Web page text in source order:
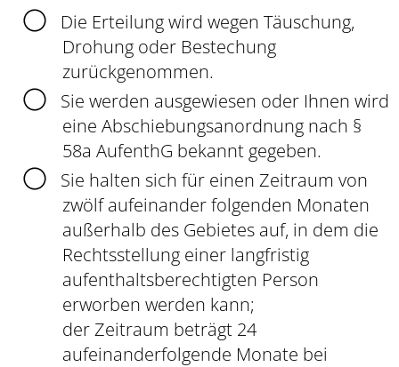
Die Erteilung wird wegen Täuschung,
Drohung oder Bestechung
zurückgenommen.
Sie werden ausgewiesen oder Ihnen wird
eine Abschiebungsanordnung nach §
58a AufenthG bekannt gegeben.
Sie halten sich für einen Zeitraum von
zwölf aufeinander folgenden Monaten
außerhalb des Gebietes auf, in dem die
Rechtsstellung einer langfristig
aufenthaltsberechtigten Person
erworben werden kann;
der Zeitraum beträgt 24
aufeinanderfolgende Monate bei